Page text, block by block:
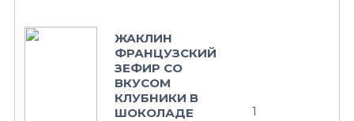
ЖАКЛИН
ФРАНЦУЗСКИЙ
ЗЕФИР СО
ВКУСОМ
КЛУБНИКИ В
ШОКОЛАДЕ
1